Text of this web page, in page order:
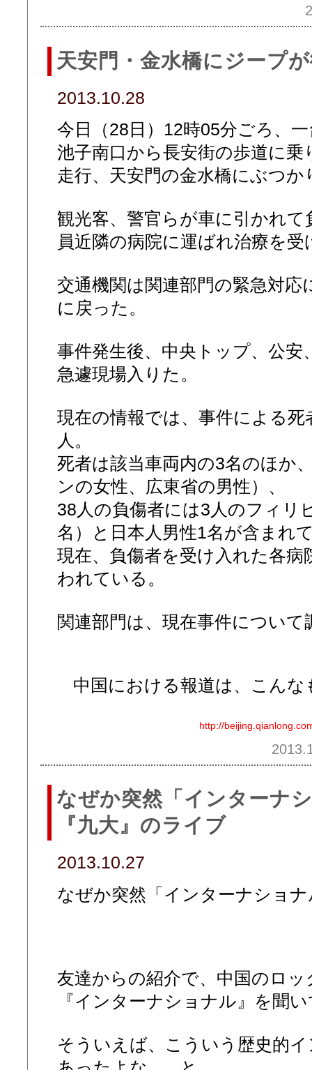
天安門・金水橋にジープ
2013.10.28
今日（28日）12時05分ごろ、
池子南口から長安街の歩道に
走行、天安門の金水橋にぶつか
観光客、警官らが車に引かれ
員近隣の病院に運ばれ治療を受
交通機関は関連部門の緊急対応
に戻った。
事件発生後、中央トップ、公
急遽現場入りた。
現在の情報では、事件による死
人。
死者は該当車両内の3名のほか
ンの女性、広東省の男性）、
38人の負傷者には3人のフィリ
名）と日本人男性1名が含まれ
現在、負傷者を受け入れた各病
われている。
関連部門は、現在事件につい
中国における報道は、こん
http://
なぜか突然「インター
『九大』のライブ
2013.10.27
なぜか突然「インターナショ
友達からの紹介で、中国のロ
『インターナショナル』を聞
そういえば、こういう歴史的